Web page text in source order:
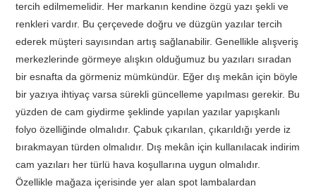
tercih edilmemelidir. Her markanın kendine özgü yazı şekli ve
renkleri vardır. Bu çerçevede doğru ve düzgün yazılar tercih
ederek müşteri sayısından artış sağlanabilir. Genellikle alışveriş
merkezlerinde görmeye alışkın olduğumuz bu yazıları sıradan
bir esnafta da görmeniz mümkündür. Eğer dış mekân için böyle
bir yazıya ihtiyaç varsa sürekli güncelleme yapılması gerekir. Bu
yüzden de cam giydirme şeklinde yapılan yazılar yapışkanlı
folyo özelliğinde olmalıdır. Çabuk çıkarılan, çıkarıldığı yerde iz
bırakmayan türden olmalıdır. Dış mekân için kullanılacak indirim
cam yazıları her türlü hava koşullarına uygun olmalıdır.
Özellikle mağaza içerisinde yer alan spot lambalardan